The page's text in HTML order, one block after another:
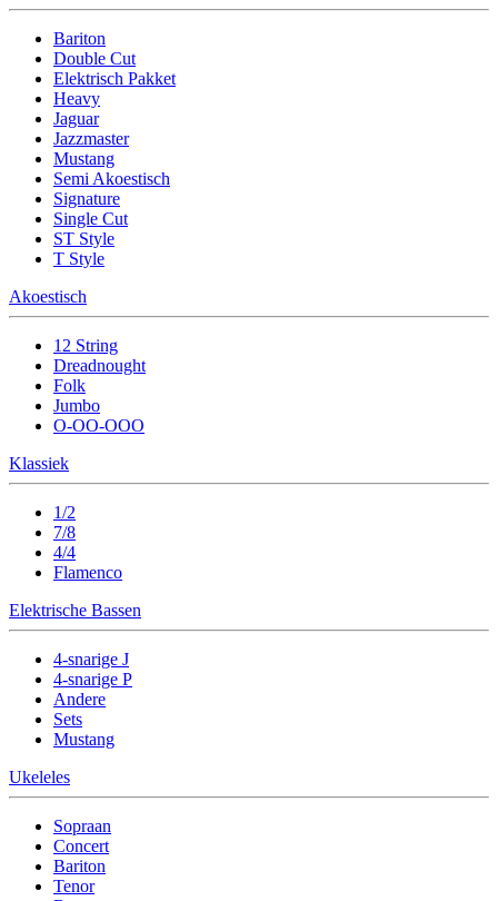
Bariton
Double Cut
Elektrisch Pakket
Heavy
Jaguar
Jazzmaster
Mustang
Semi Akoestisch
Signature
Single Cut
ST Style
T Style
Akoestisch
12 String
Dreadnought
Folk
Jumbo
O-OO-OOO
Klassiek
1/2
7/8
4/4
Flamenco
Elektrische Bassen
4-snarige J
4-snarige P
Andere
Sets
Mustang
Ukeleles
Sopraan
Concert
Bariton
Tenor